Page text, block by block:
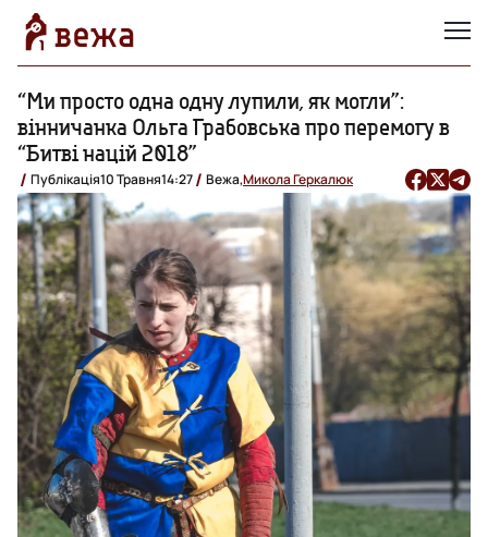
“Ми просто одна одну лупили, як могли”:
вінничанка Ольга Грабовська про перемогу в
“Битві націй 2018”
Публікація10 Травня14:27 Вежа,Микола Геркалюк